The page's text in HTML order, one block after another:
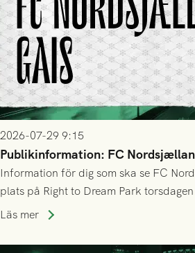
2026-07-29 9:15
Publikinformation: FC
Information för dig som ska se FC
plats på Right to Dream Park
Läs mer